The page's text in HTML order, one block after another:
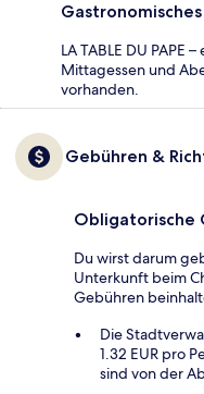
LA TABLE DU PAPE
Mittagessen und
vorhanden.
Gebühren &
Obligatorische
Du wirst darum
Unterkunft beim
Gebühren
Die
1.32 EUR pro
sind von der